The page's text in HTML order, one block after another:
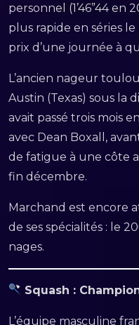
personnel (1’46”44
plus rapide en séries le
prix d’une journée à
L’ancien nageur
Austin (Texas) sous la
avait passé trois mois
avec Dean Boxall,
de fatigue à une côte
fin décembre.
Marchand est encore
de ses spécialités : le
nages.
Squash :
L’équipe masculine